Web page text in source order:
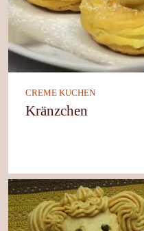
CREME KUCHEN
Kränzchen